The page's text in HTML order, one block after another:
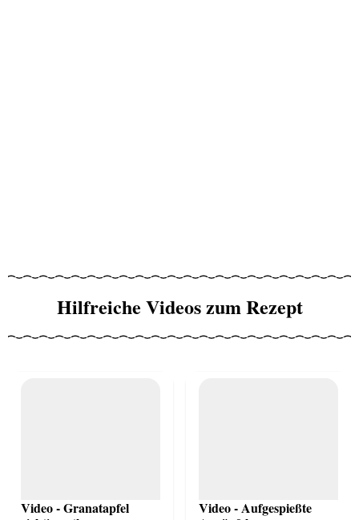
Hilfreiche Videos zum Rezept
Video - Granatapfel
Video - Aufgespießte